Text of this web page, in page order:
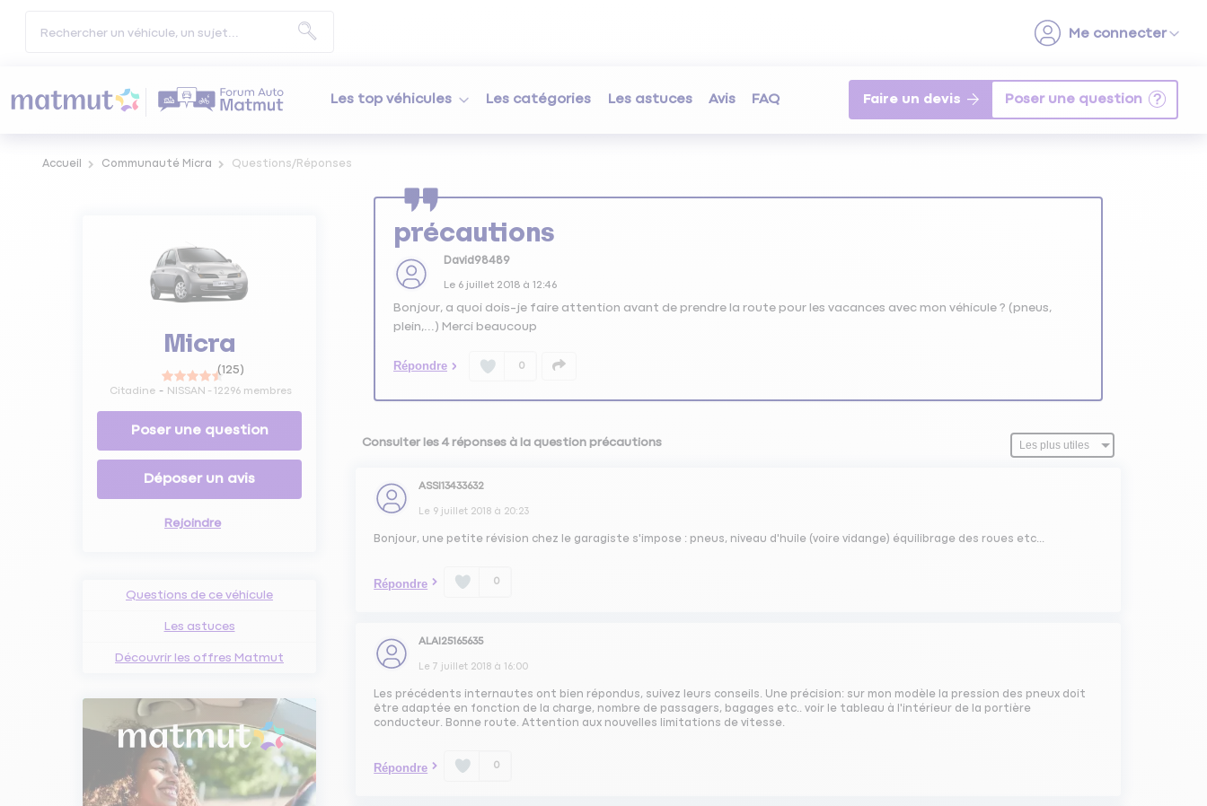
Les top véhicules Les catégories Les astuces Avis FAQ Faire un devis
Accueil Communauté Micra Questions/Réponses
Micra
(125)
Citadine NISSAN - 12296membres
Poser une question
Déposer un avis
Rejoindre
Questions de ce véhicule
Les astuces
Découvrir les offres Matmut
précautions
David98489
Le 6 juillet 2018à 12:46
Bonjour, a quoi dois-je faire attention avant de prendre la route pour les vacances avec mon véhicule ? (pneus,
plein,...) Merci beaucoup
Répondre 0
Consulter les 4 réponses à la question précautions
ASSI13433632
Le 9 juillet 2018 à 20:23
Bonjour, une petite révision chez le garagiste s'impose : pneus, niveau d'huile (voire vidange) équilibrage des roues etc...
Répondre 0
ALAI25165635
Le7 juillet 2018 à 16:00
Les précédents internautes ont bien répondus, suivez leurs conseils. Une précision: sur mon modèle la pression des pneux doit
être adaptée en fonction de la charge, nombre de passagers, bagages etc.. voir le tableau à l'intérieur de la portière
conducteur. Bonne route. Attention aux nouvelles limitations de vitesse.
Répondre 0